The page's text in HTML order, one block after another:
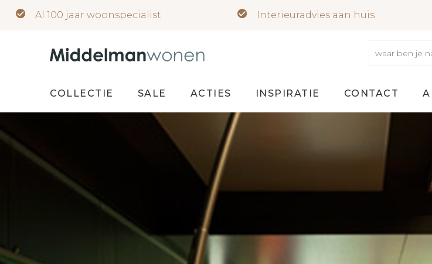
Al 100 jaar woonspecialist Interieuradvies aan huis
COLLECTIE SALE ACTIES INSPIRATIE CONTACT